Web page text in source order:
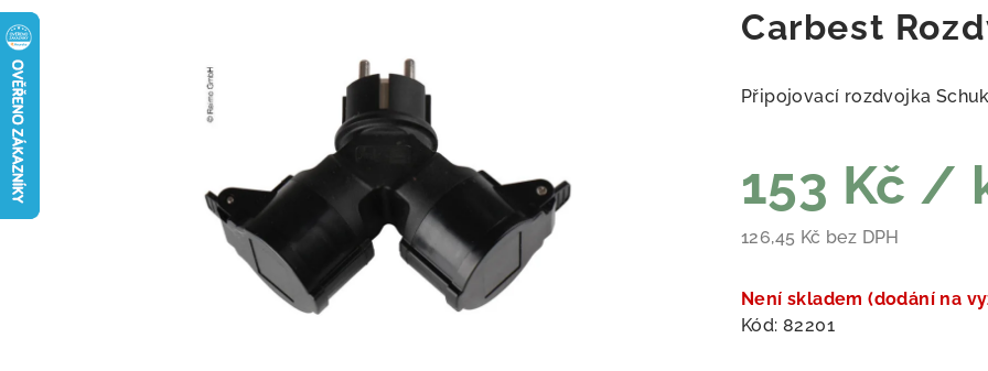
Carbest
Připojovací rozdvojka
153 Kč /
126,45 Kč bez DPH
Není skladem (dodání na
Kód: 82201